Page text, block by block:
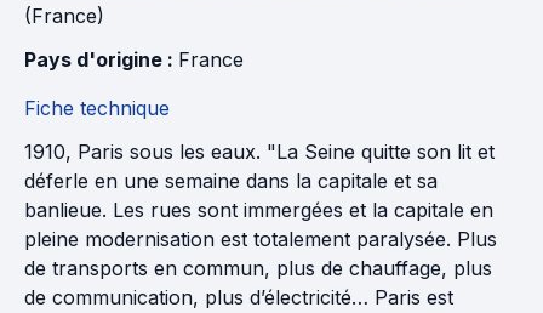
(France)
Pays d'origine : France
Fiche technique
1910, Paris sous les eaux. "La Seine quitte son lit et
déferle en une semaine dans la capitale et sa
banlieue. Les rues sont immergées et la capitale en
pleine modernisation est totalement paralysée. Plus
de transports en commun, plus de chauffage, plus
de communication, plus d’électricité… Paris est